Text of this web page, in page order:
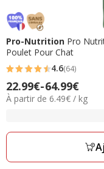
Pro-Nutrition Pro
Poulet Pour Chat
4.6
étoiles
avec
avis
4.6(64)
Prix
de
22.99€-64.99€
6.49€
À partir de 6.49€ / kg